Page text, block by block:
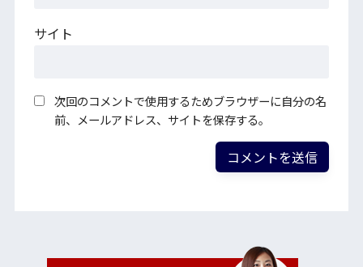
サイト
次回のコメントで使用するためブラウザーに自分の名
前、メールアドレス、サイトを保存する。